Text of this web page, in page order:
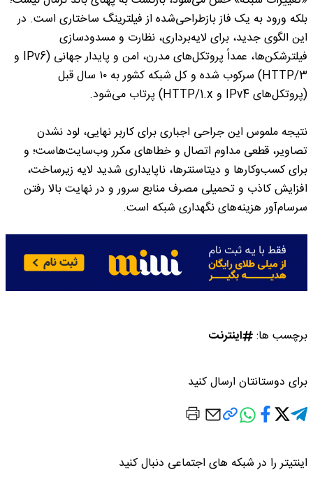
بلکه ورود به یک فاز بازطراحی‌شده از فیلترینگ ساختاری است. در
این الگوی جدید، برای لایه‌برداری، نظارت و مسدودسازی
فیلترشکن‌ها، عمداً پروتکل‌های مدرن، امن و پایدار جهانی (IPv6 و
HTTP/3) سرکوب شده و کل شبکه کشور به ۱۰ سال قبل
(پروتکل‌های IPv4 و HTTP/1.x) پرتاب می‌شود.
نتیجه ملموس این جراحی اجباری برای کاربر نهایی، لود نشدن
تصاویر، قطعی مداوم اتصال و خطاهای مکرر وب‌سایت‌هاست؛ و
برای کسب‌وکارها و دیتاسنترها، ناپایداری شدید لایه زیرساخت،
افزایش کاذب و تحمیلی مصرف منابع سرور و در نهایت بالا رفتن
سرسام‌آور هزینه‌های نگهداری شبکه است.
برچسب ها: اینترنت
برای دوستانتان ارسال کنید
اینتیتر را در شبکه های اجتماعی دنبال کنید